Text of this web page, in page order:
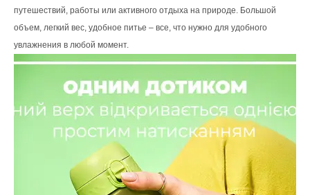
путешествий, работы или активного отдыха на природе. Большой
объем, легкий вес, удобное питье – все, что нужно для удобного
увлажнения в любой момент.